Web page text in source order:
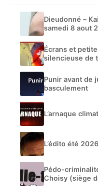
Dieudonné –
samedi 8 aout
Écrans et
silencieuse de
Punir avant de
basculement
L’arnaque
L’édito été
Pédo-
Choisy (siège